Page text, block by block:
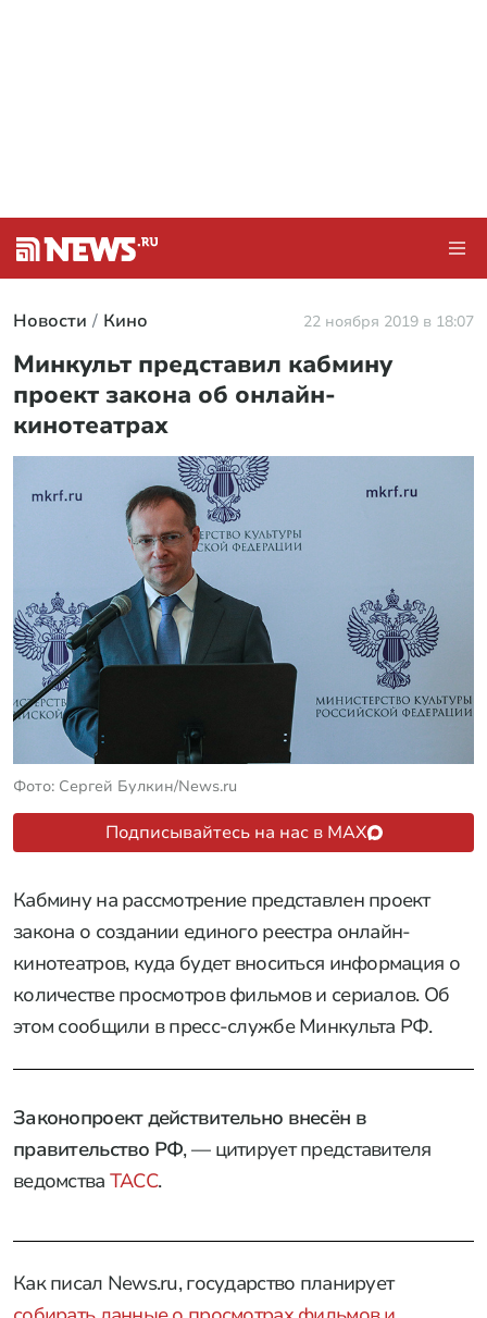
Новости Кино 22 ноября 2019 в 18:07
Минкульт представил кабмину
проект закона об онлайн-
кинотеатрах
Фото: Сергей Булкин/News.ru
Подписывайтесь на нас в MAX
Кабмину на рассмотрение представлен проект
закона о создании единого реестра онлайн-
кинотеатров, куда будет вноситься информация о
количестве просмотров фильмов и сериалов. Об
этом сообщили в пресс-службе Минкульта РФ.
Законопроект действительно внесён в
правительство РФ, — цитирует представителя
ведомства ТАСС.
Как писал News.ru, государство планирует